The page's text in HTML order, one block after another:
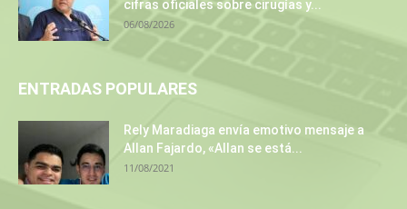
cifras oficiales sobre cirugías y...
06/08/2026
ENTRADAS POPULARES
Rely Maradiaga envía emotivo mensaje a
Allan Fajardo, «Allan se está...
11/08/2021